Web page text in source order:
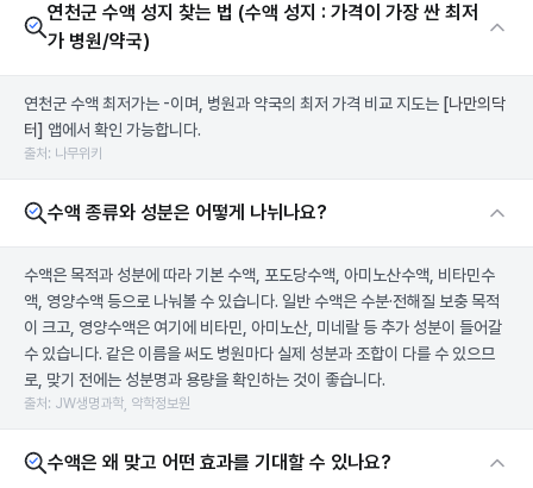
연천군 수액 성지 찾는 법 (수액 성지 : 가격이 가장 싼 최저
가 병원/약국)
연천군 수액 최저가는 -이며, 병원과 약국의 최저 가격 비교 지도는 [나만의닥
터] 앱에서 확인 가능합니다.
출처: 나무위키
수액 종류와 성분은 어떻게 나뉘나요?
수액은 목적과 성분에 따라 기본 수액, 포도당수액, 아미노산수액, 비타민수
액, 영양수액 등으로 나눠볼 수 있습니다. 일반 수액은 수분·전해질 보충 목적
이 크고, 영양수액은 여기에 비타민, 아미노산, 미네랄 등 추가 성분이 들어갈
수 있습니다. 같은 이름을 써도 병원마다 실제 성분과 조합이 다를 수 있으므
로, 맞기 전에는 성분명과 용량을 확인하는 것이 좋습니다.
출처: JW생명과학, 약학정보원
수액은 왜 맞고 어떤 효과를 기대할 수 있나요?